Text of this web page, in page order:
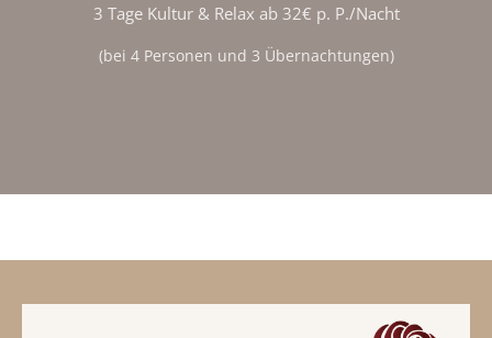
3 Tage Kultur & Relax ab 32€ p. P./Nacht
(bei 4 Personen und 3 Übernachtungen)